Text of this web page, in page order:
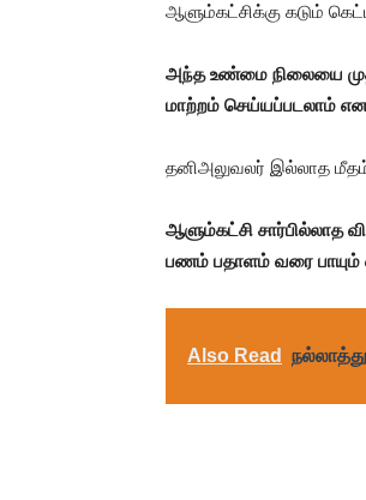
ஆளும்கட்சிக்கு கடும்
அந்த உண்மை நிலையை
மாற்றம் செய்யப்படலாம் என
தனிஅலுவலர் இல்லாத
ஆளும்கட்சி சார்பில்லாத
பணம் பதாளம் வரை பாயும்
Also Read